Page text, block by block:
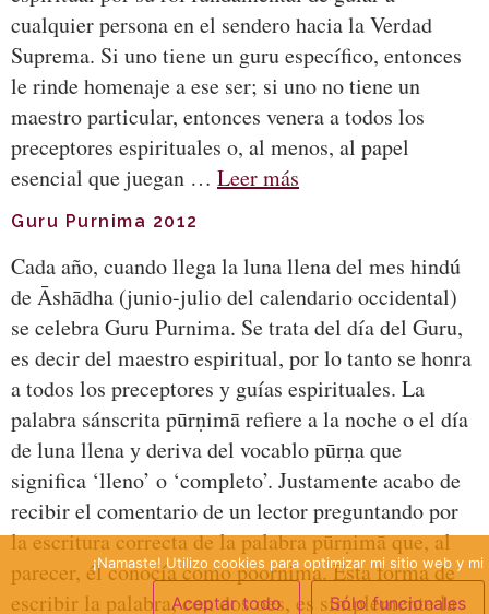
cualquier persona en el sendero hacia la Verdad
Suprema. Si uno tiene un guru específico, entonces
le rinde homenaje a ese ser; si uno no tiene un
maestro particular, entonces venera a todos los
preceptores espirituales o, al menos, al papel
esencial que juegan … Leer más
Guru Purnima 2012
Cada año, cuando llega la luna llena del mes hindú
de Āshādha (junio-julio del calendario occidental)
se celebra Guru Purnima. Se trata del día del Guru,
es decir del maestro espiritual, por lo tanto se honra
a todos los preceptores y guías espirituales. La
palabra sánscrita pūrṇimā refiere a la noche o el día
de luna llena y deriva del vocablo pūrṇa que
significa ‘lleno’ o ‘completo’. Justamente acabo de
recibir el comentario de un lector preguntando por
la escritura correcta de la palabra pūrṇimā que, al
parecer, él conocía como poornima. Esta forma de
escribir la palabra, con dos oes, es simplemente la
¡Namaste! Utilizo cookies para optimizar mi sitio web y mi
Aceptar todo Sólo funcionales